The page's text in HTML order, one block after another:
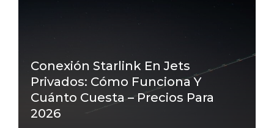
Conexión Starlink En Jets
Privados: Cómo Funciona Y
Cuánto Cuesta – Precios Para
2026